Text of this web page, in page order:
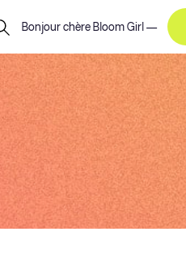
Bonjourchère Bloom Girl—